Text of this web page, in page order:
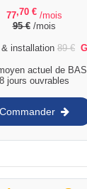
77,70 € /mois
95€/mois
installation 89€
actuel de
8 jours ouvrables
Commander